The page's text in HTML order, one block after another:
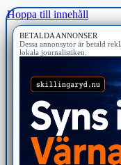
Hoppa till innehåll
BETALDA ANNONSER
Dessa annonsytor är betald
lokala journalistiken.